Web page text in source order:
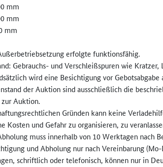
mm
mm
mm
erfolgte funktionsfähig.
Gebrauchs- und Verschleißspuren wie
wird eine Besichtigung vor
der Auktion sind ausschließlich die
Auktion.
Gründen kann keine
Kosten und Gefahr zu organisieren, zu
muss innerhalb von 10 Werktagen nach
und Abholung nur nach Vereinbarung
schriftlich oder telefonisch, können nur in